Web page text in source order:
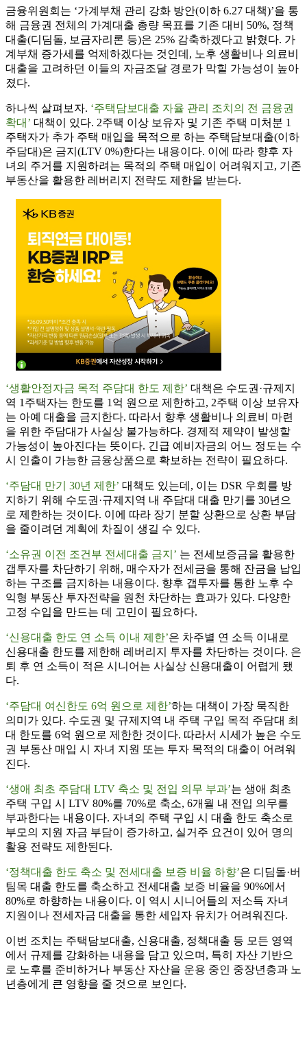
금융위원회는 ‘가계부채 관리 강화 방안(이하 6.27 대책)’을 통
해 금융권 전체의 가계대출 총량 목표를 기존 대비 50%, 정책
대출(디딤돌, 보금자리론 등)은 25% 감축하겠다고 밝혔다. 가
계부채 증가세를 억제하겠다는 것인데, 노후 생활비나 의료비
대출을 고려하던 이들의 자금조달 경로가 막힐 가능성이 높아
졌다.
하나씩 살펴보자. ‘주택담보대출 자율 관리 조치의 전 금융권
확대’ 대책이 있다. 2주택 이상 보유자 및 기존 주택 미처분 1
주택자가 추가 주택 매입을 목적으로 하는 주택담보대출(이하
주담대)은 금지(LTV 0%)한다는 내용이다. 이에 따라 향후 자
녀의 주거를 지원하려는 목적의 주택 매입이 어려워지고, 기존
부동산을 활용한 레버리지 전략도 제한을 받는다.
‘생활안정자금 목적 주담대 한도 제한’ 대책은 수도권·규제지
역 1주택자는 한도를 1억 원으로 제한하고, 2주택 이상 보유자
는 아예 대출을 금지한다. 따라서 향후 생활비나 의료비 마련
을 위한 주담대가 사실상 불가능하다. 경제적 제약이 발생할
가능성이 높아진다는 뜻이다. 긴급 예비자금의 어느 정도는 수
시 인출이 가능한 금융상품으로 확보하는 전략이 필요하다.
‘주담대 만기 30년 제한’ 대책도 있는데, 이는 DSR 우회를 방
지하기 위해 수도권·규제지역 내 주담대 대출 만기를 30년으
로 제한하는 것이다. 이에 따라 장기 분할 상환으로 상환 부담
을 줄이려던 계획에 차질이 생길 수 있다.
‘소유권 이전 조건부 전세대출 금지’ 는 전세보증금을 활용한
갭투자를 차단하기 위해, 매수자가 전세금을 통해 잔금을 납입
하는 구조를 금지하는 내용이다. 향후 갭투자를 통한 노후 수
익형 부동산 투자전략을 원천 차단하는 효과가 있다. 다양한
고정 수입을 만드는 데 고민이 필요하다.
‘신용대출 한도 연 소득 이내 제한’은 차주별 연 소득 이내로
신용대출 한도를 제한해 레버리지 투자를 차단하는 것이다. 은
퇴 후 연 소득이 적은 시니어는 사실상 신용대출이 어렵게 됐
다.
‘주담대 여신한도 6억 원으로 제한’하는 대책이 가장 묵직한
의미가 있다. 수도권 및 규제지역 내 주택 구입 목적 주담대 최
대 한도를 6억 원으로 제한한 것이다. 따라서 시세가 높은 수도
권 부동산 매입 시 자녀 지원 또는 투자 목적의 대출이 어려워
진다.
‘생애 최초 주담대 LTV 축소 및 전입 의무 부과’는 생애 최초
주택 구입 시 LTV 80%를 70%로 축소, 6개월 내 전입 의무를
부과한다는 내용이다. 자녀의 주택 구입 시 대출 한도 축소로
부모의 지원 자금 부담이 증가하고, 실거주 요건이 있어 명의
활용 전략도 제한된다.
‘정책대출 한도 축소 및 전세대출 보증 비율 하향’은 디딤돌·버
팀목 대출 한도를 축소하고 전세대출 보증 비율을 90%에서
80%로 하향하는 내용이다. 이 역시 시니어들의 저소득 자녀
지원이나 전세자금 대출을 통한 세입자 유치가 어려워진다.
이번 조치는 주택담보대출, 신용대출, 정책대출 등 모든 영역
에서 규제를 강화하는 내용을 담고 있으며, 특히 자산 기반으
로 노후를 준비하거나 부동산 자산을 운용 중인 중장년층과 노
년층에게 큰 영향을 줄 것으로 보인다.